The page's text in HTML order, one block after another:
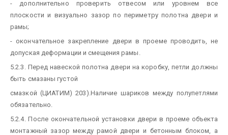
- дополнительно проверить отвесом или уровнем все
плоскости и визуально зазор по периметру полотна двери и
рамы;
- окончательное закрепление двери в проеме проводить, не
допуская деформации и смещения рамы.
5.2.3. Перед навеской полотна двери на коробку, петли должны
быть смазаны густой
смазкой (ЦИАТИМ) 203).Наличие шариков между полупетлями
обязательно.
5.2.4. После окончательной установки двери в проеме объекта
монтажный зазор между рамой двери и бетонным блоком, а